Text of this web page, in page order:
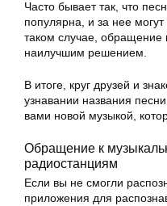
Часто бывает так, что
популярна, и за нее
таком случае, обращение
наилучшим решением.
В итоге, круг друзей и
узнавании названия
вами новой музыкой,
Обращение к
радиостанциям
Если вы не смогли
приложения для